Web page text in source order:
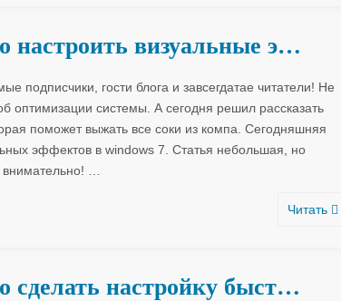
настроить визуальные э…
подписчики, гости блога и завсегдатае читатели! Не
оптимизации системы. А сегодня решил рассказать
поможет выжать все соки из компа. Сегодняшняя
эффектов в windows 7. Статья небольшая, но
Читать
сделать настройку быст…